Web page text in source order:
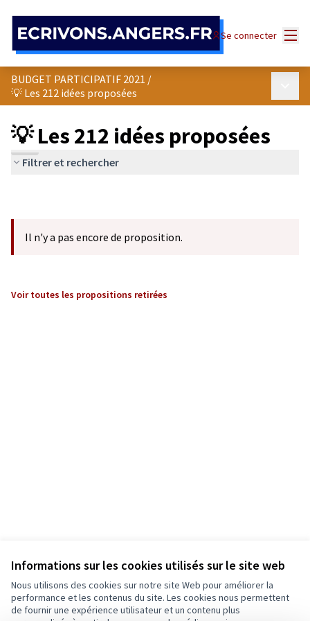
Informations sur les cookies utilisés sur le site web
Nous utilisons des cookies sur notre site Web pour améliorer la
performance et les contenus du site. Les cookies nous permettent
de fournir une expérience utilisateur et un contenu plus
Se connecter
BUDGET PARTICIPATIF 2021 /
💡 Les 212 idées proposées
💡 Les 212 idées proposées
Filtrer et rechercher
Il n'y a pas encore de proposition.
Voir toutes les propositions retirées